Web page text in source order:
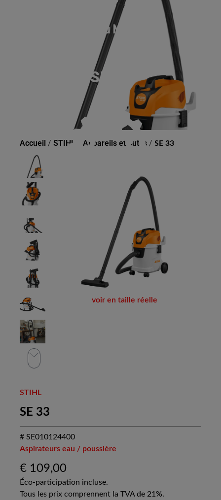
SE 33
Accueil / STIHL Appareils et outils / SE 33
voir en taille réelle
STIHL
SE 33
# SE010124400
Aspirateurs eau / poussière
€ 109,00
Éco-participation incluse.
Tous les prix comprennent la TVA de 21%.